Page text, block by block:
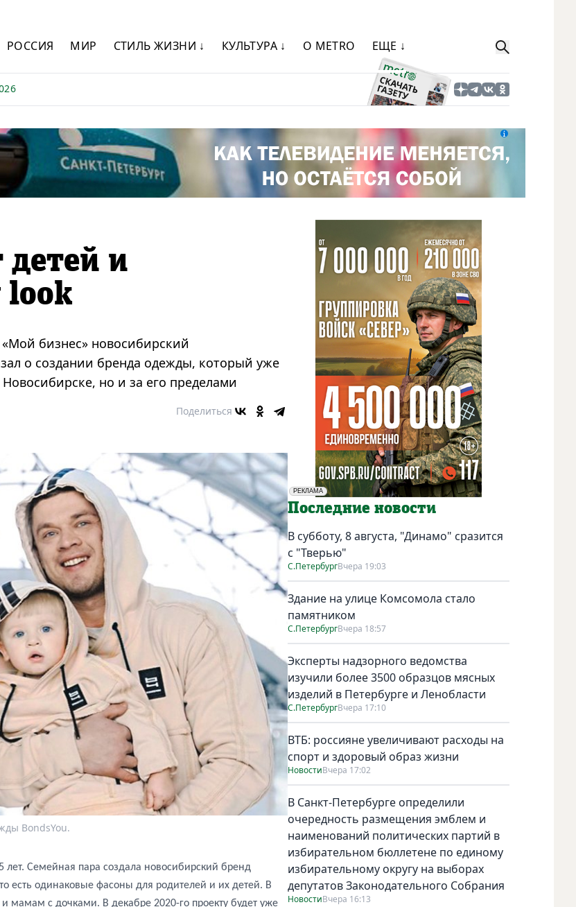
РОССИЯ МИР СТИЛЬ ЖИЗНИ ↓ КУЛЬТУРА ↓ О METRO ЕЩЕ ↓
детей и
look
бизнес» новосибирский
о создании бренда одежды, который уже
но и за его пределами
Поделиться
BondsYou.
Семейная пара создала новосибирский бренд
есть одинаковые фасоны для родителей и их детей. В
мамам с дочками. В декабре 2020-го проекту будет уже
РЕКЛАМА
Социальная реклама
Последние новости
В субботу, 8 августа, "Динамо" сразится
с "Тверью"
С.ПетербургВчера 19:03
Здание на улице Комсомола стало
памятником
С.ПетербургВчера 18:57
Эксперты надзорного ведомства
изучили более 3500 образцов мясных
изделий в Петербурге и Ленобласти
С.ПетербургВчера 17:10
ВТБ: россияне увеличивают расходы на
спорт и здоровый образ жизни
НовостиВчера 17:02
В Санкт-Петербурге определили
очередность размещения эмблем и
наименований политических партий в
избирательном бюллетене по единому
избирательному округу на выборах
депутатов Законодательного Собрания
НовостиВчера 16:13